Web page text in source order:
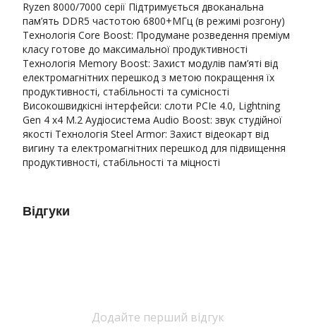
Ryzen 8000/7000 серії Підтримується двоканальна
пам’ять DDR5 частотою 6800+МГц (в режимі розгону)
Технологія Core Boost: Продумане розведення преміум
класу готове до максимальної продуктивності
Технологія Memory Boost: Захист модулів пам’яті від
електромагнітних перешкод з метою покращення їх
продуктивності, стабільності та сумісності
Високошвидкісні інтерфейси: слоти PCIe 4.0, Lightning
Gen 4 x4 M.2 Аудіосистема Audio Boost: звук студійної
якості Технологія Steel Armor: Захист відеокарт від
вигину та електромагнітних перешкод для підвищення
продуктивності, стабільності та міцності
Відгуки
Додайте перший відгук